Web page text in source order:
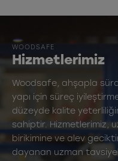
WOODSAFE
Hizmetlerimiz
Woodsafe, ahşapla
yapı için süreç
düzeyde kalite
sahiptir. Hizmetlerimiz,
birikimine ve alev
dayanan uzman